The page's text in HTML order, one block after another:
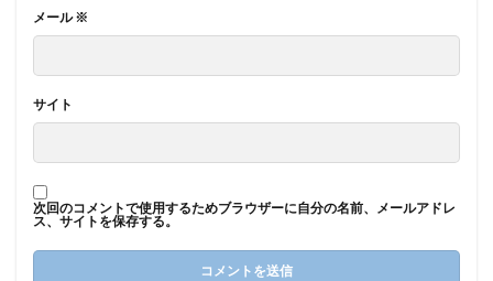
メール※
サイト
次回のコメントで使用するためブラウザーに自分の名前、メールアドレ
ス、サイトを保存する。